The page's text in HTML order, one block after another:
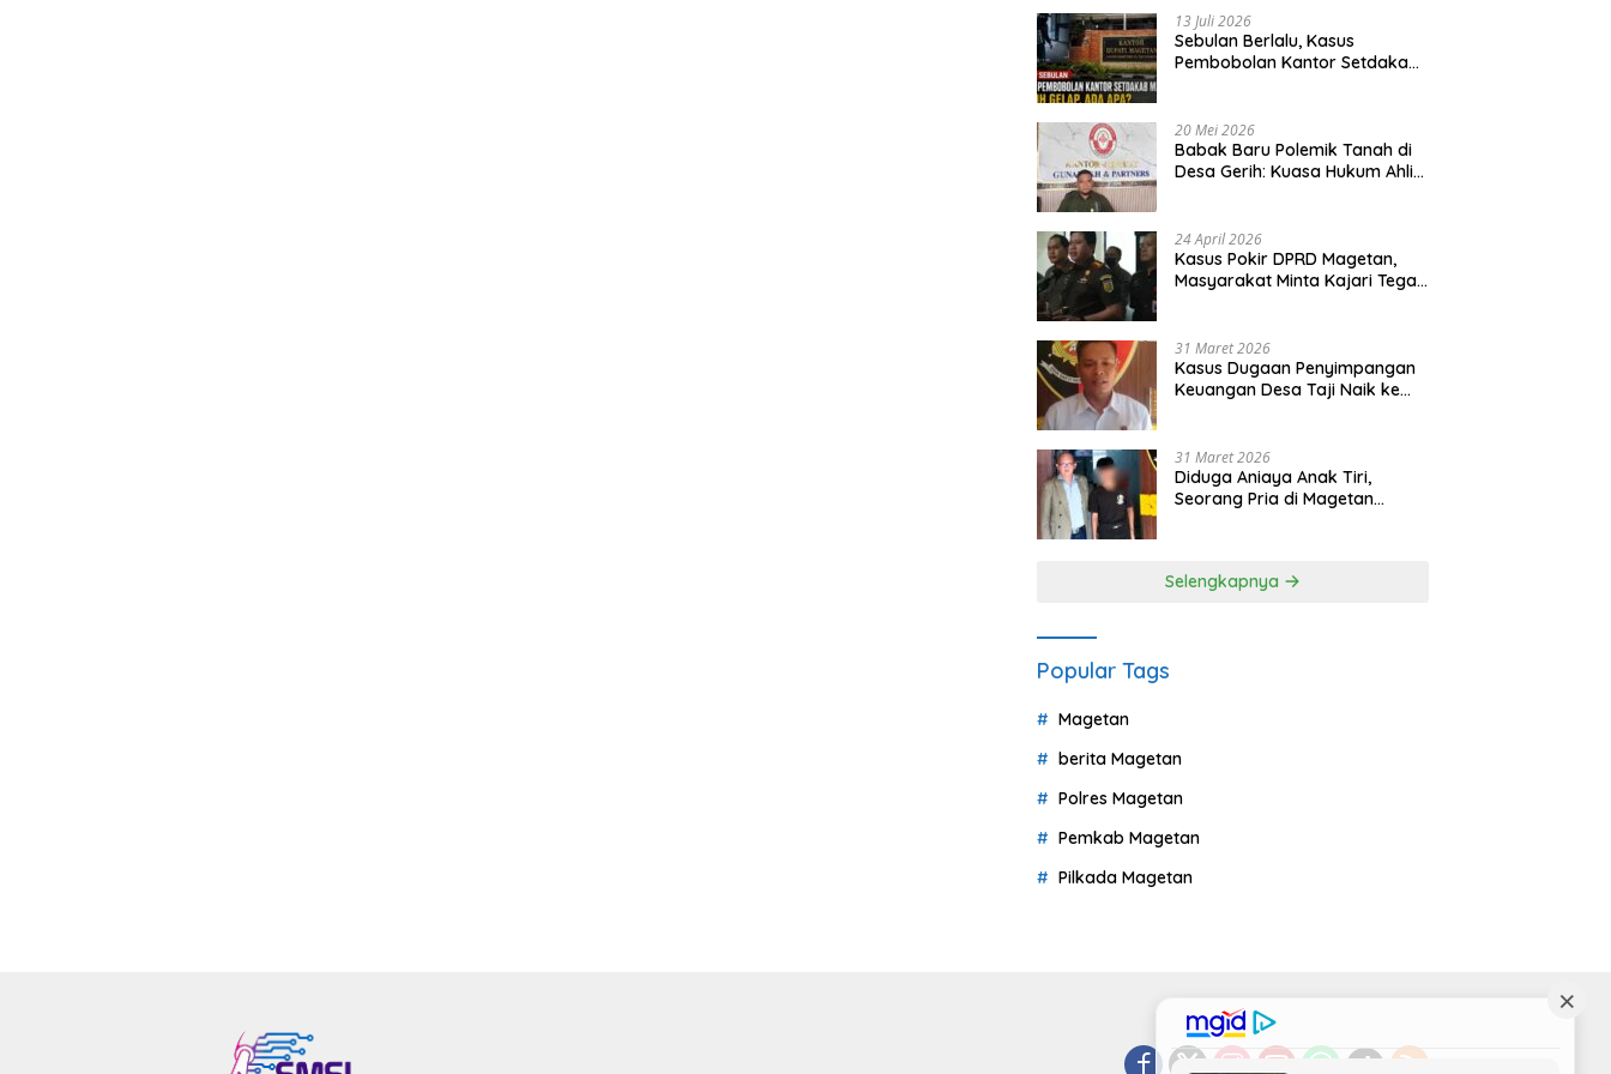
13 Juli 2026
Sebulan Berlalu, Kasus
Pembobolan Kantor Setdakab
20 Mei 2026
Babak Baru Polemik Tanah di
Desa Gerih: Kuasa Hukum Ahli
24 April 2026
Kasus Pokir DPRD Magetan,
Masyarakat Minta Kajari Tegak
31 Maret 2026
Kasus Dugaan Penyimpangan
Keuangan Desa Taji Naik ke
31 Maret 2026
Diduga Aniaya Anak Tiri,
Seorang Pria di Magetan
Selengkapnya
Popular Tags
Magetan
berita Magetan
Polres Magetan
Pemkab Magetan
Pilkada Magetan